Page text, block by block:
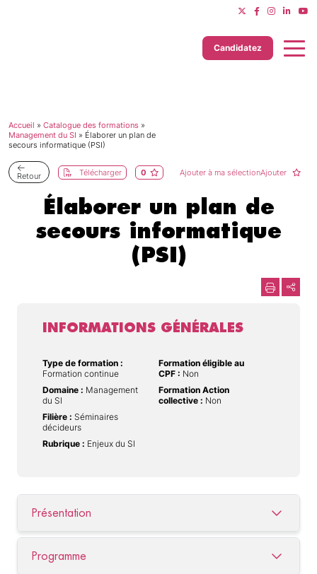
Candidatez
Accueil » Catalogue des formations »
Management du SI » Élaborer un plan de
secours informatique (PSI)
Retour Télécharger 0 Ajouter à ma sélectionAjouter
Élaborer un plan de
secours informatique
(PSI)
INFORMATIONS GÉNÉRALES
Type de formation :
Formation continue
Domaine : Management
du SI
Filière : Séminaires
décideurs
Rubrique : Enjeux du SI
Formation éligible au
CPF : Non
Formation Action
collective : Non
Présentation
Programme